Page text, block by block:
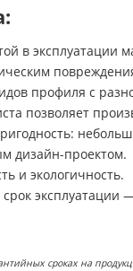
в эксплуатации
профиля с
позволяет
дизайн-проектом.
и экологичность.
эксплуатации
сроках на